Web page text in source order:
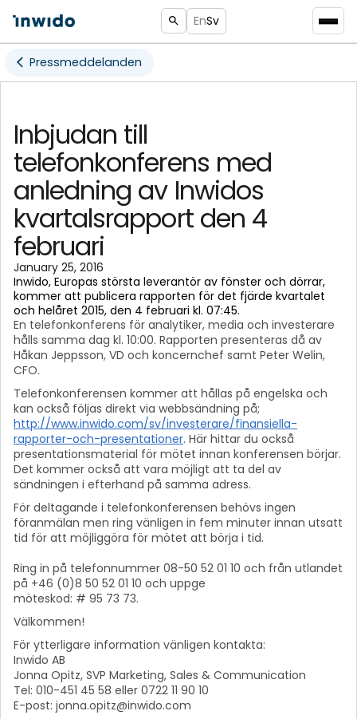
EnSv
Pressmeddelanden
Inbjudan till
telefonkonferens med
anledning av Inwidos
kvartalsrapport den 4
februari
January 25, 2016
Inwido, Europas största leverantör av fönster och dörrar,
kommer att publicera rapporten för det fjärde kvartalet
och helåret 2015, den 4 februari kl. 07:45.
En telefonkonferens för analytiker, media och investerare
hålls samma dag kl. 10:00. Rapporten presenteras då av
Håkan Jeppsson, VD och koncernchef samt Peter Welin,
CFO.
Telefonkonferensen kommer att hållas på engelska och
kan också följas direkt via webbsändning på;
http://www.inwido.com/sv/investerare/finansiella-
rapporter-och-presentationer. Här hittar du också
presentationsmaterial för mötet innan konferensen börjar.
Det kommer också att vara möjligt att ta del av
sändningen i efterhand på samma adress.
För deltagande i telefonkonferensen behövs ingen
föranmälan men ring vänligen in fem minuter innan utsatt
tid för att möjliggöra för mötet att börja i tid.
Ring in på telefonnummer 08-50 52 01 10 och från utlandet
på +46 (0)8 50 52 01 10 och uppge
möteskod: # 95 73 73.
Välkommen!
För ytterligare information vänligen kontakta:
Inwido AB
Jonna Opitz, SVP Marketing, Sales & Communication
Tel: 010-451 45 58 eller 0722 11 90 10
E-post: jonna.opitz@inwido.com